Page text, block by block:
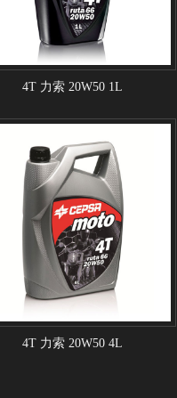
4T 力索 20W50 1L
4T 力索 20W50 4L